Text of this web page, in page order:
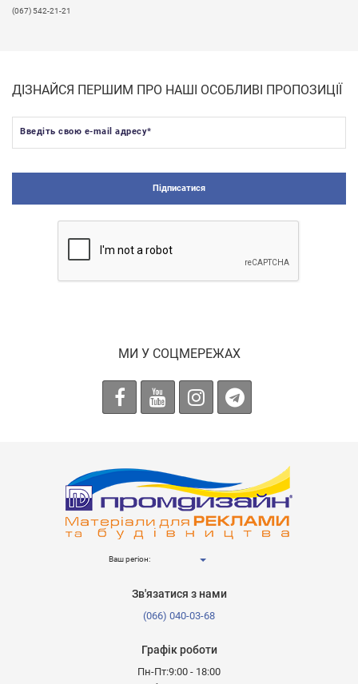
(067) 542-21-21
ДІЗНАЙСЯ ПЕРШИМ ПРО НАШІ ОСОБЛИВІ ПРОПОЗИЦІЇ
Введіть свою e-mail адресу*
Підписатися
МИ У СОЦМЕРЕЖАХ
Ваш регіон:
Зв'язатися з нами
(066) 040-03-68
Графік роботи
Пн-Пт:9:00 - 18:00